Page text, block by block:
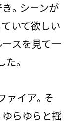
。シーンが
いて欲しい
スを見て一
。
ァイア。そ
ゆらゆらと揺